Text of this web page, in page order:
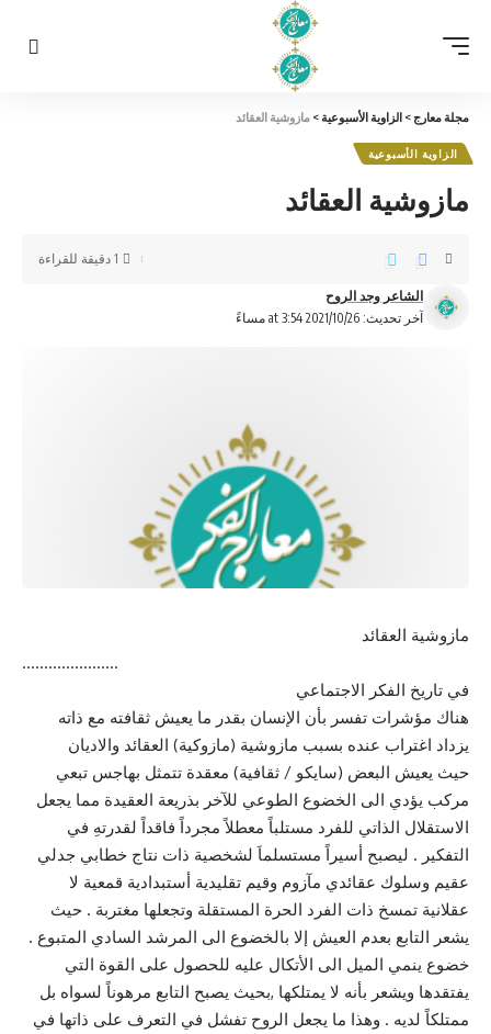
مجلة معارج> الزاوية الأسبوعية> مازوشية العقائد
الزاوية الأسبوعية
مازوشية العقائد
آخر تحديث: 2021/10/26 at 3:54 مساءً
الشاعر وجد الروح
1 دقيقة للقراءة
مازوشية العقائد
………………….
في تاريخ الفكر الاجتماعي
هناك مؤشرات تفسر بأن الإنسان بقدر ما يعيش ثقافته مع ذاته
يزداد اغتراب عنده بسبب مازوشية (مازوكية) العقائد والاديان
حيث يعيش البعض (سايكو / ثقافية) معقدة تتمثل بهاجس تبعي
مركب يؤدي الى الخضوع الطوعي للآخر بذريعة العقيدة مما يجعل
الاستقلال الذاتي للفرد مستلباً معطلاً مجرداً فاقداً لقدرتهِ في
التفكير . ليصبح أسيراً مستسلماَ لشخصية ذات نتاج خطابي جدلي
عقيم وسلوك عقائدي مآزوم وقيم تقليدية أستبدادية قمعية لا
عقلانية تمسخ ذات الفرد الحرة المستقلة وتجعلها مغتربة . حيث
يشعر التابع بعدم العيش إلا بالخضوع الى المرشد السادي المتبوع .
خضوع ينمي الميل الى الأتكال عليه للحصول على القوة التي
يفتقدها ويشعر بأنه لا يمتلكها ,بحيث يصبح التابع مرهوناً لسواه بل
ممتلكاً لديه . وهذا ما يجعل الروح تفشل في التعرف على ذاتها في